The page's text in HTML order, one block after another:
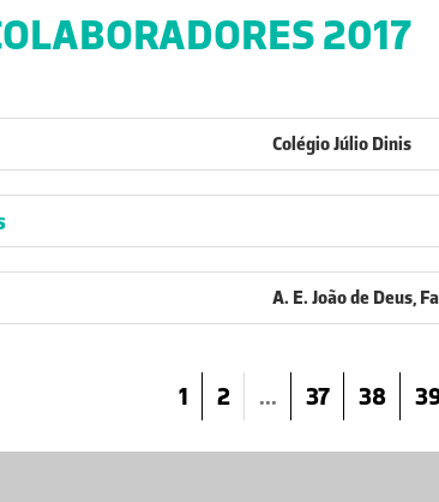
2017
Colégio Júlio Dinis
A. E. João de Deus,
1 2 ... 37 38